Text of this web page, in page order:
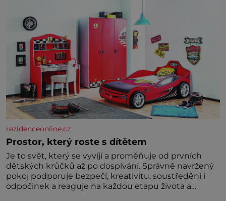
rezidenceonline.cz
Prostor, který roste s dítětem
Je to svět, který se vyvíjí a proměňuje od prvních
dětských krůčků až po dospívání. Správně navržený
pokoj podporuje bezpečí, kreativitu, soustředění i
odpočinek a reaguje na každou etapu života a